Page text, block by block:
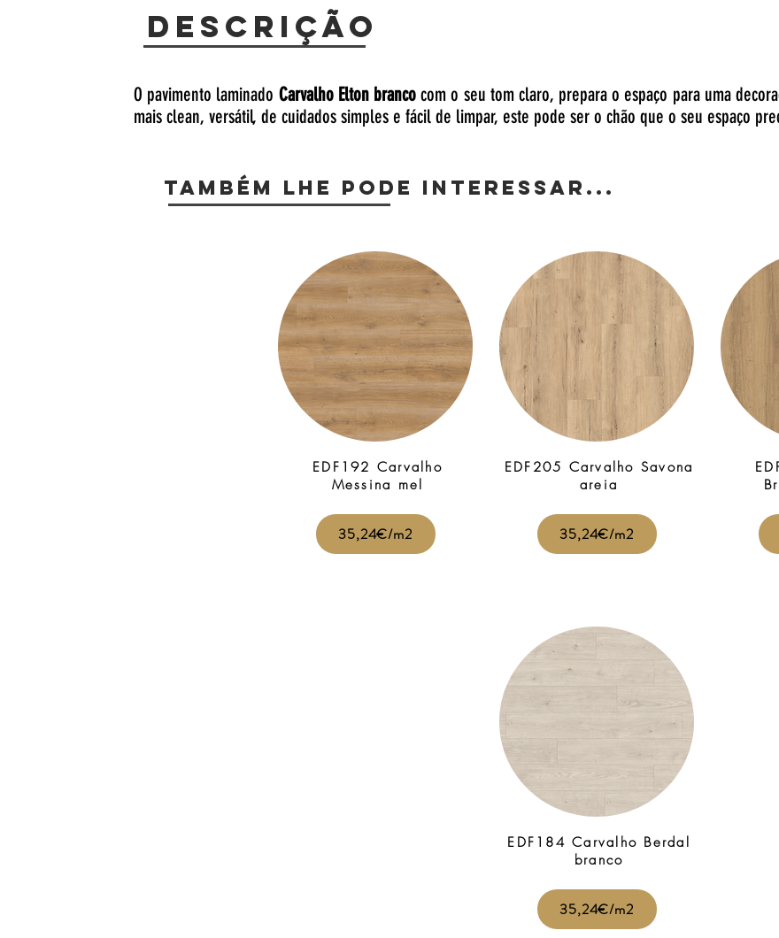
Descrição
O pavimento laminado Carvalho Elton brancocom o seu tom claro, prepara o espaço para uma
mais clean, versátil, de cuidados simples e fácil de limpar, este pode ser o chão que o seu espaço
TAMBÉM LHE PODE INTERESSAR...
EDF192 Carvalho
Messina mel
35,24€/m2
EDF205 Carvalho Savona
areia
35,24€/m2
EDF184 Carvalho Berdal
branco
35,24€/m2